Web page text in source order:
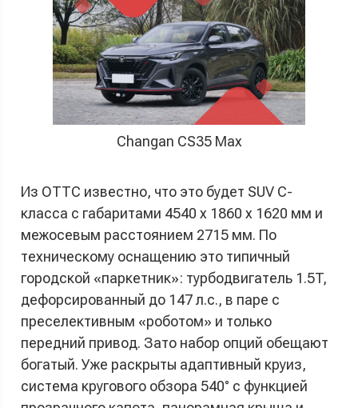
Changan CS35 Max
Из ОТТС известно, что это будет SUV C-
класса с габаритами 4540 х 1860 х 1620 мм и
межосевым расстоянием 2715 мм. По
техническому оснащению это типичный
городской «паркетник»: турбодвигатель 1.5T,
дефорсированный до 147 л.с., в паре с
преселективным «роботом» и только
передний привод. Зато набор опций обещают
богатый. Уже раскрыты адаптивный круиз,
система кругового обзора 540° с функцией